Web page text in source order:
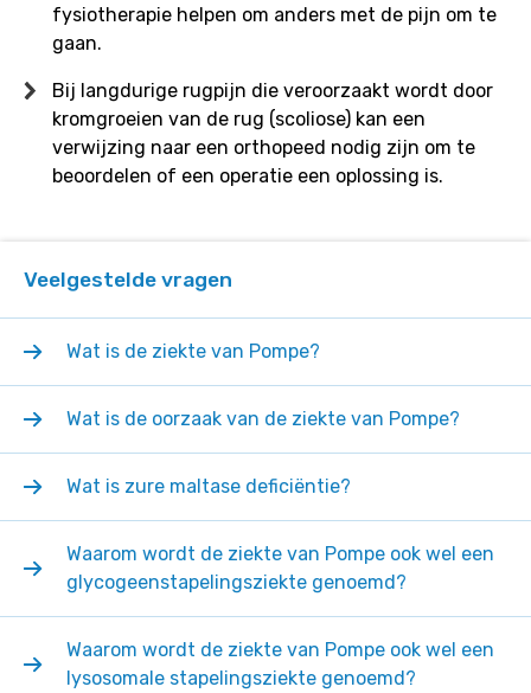
fysiotherapie helpen om anders met de pijn om te
gaan.
Bij langdurige rugpijn die veroorzaakt wordt door
kromgroeien van de rug (scoliose) kan een
verwijzing naar een orthopeed nodig zijn om te
beoordelen of een operatie een oplossing is.
Veelgestelde vragen
Wat is de ziekte van Pompe?
Wat is de oorzaak van de ziekte van Pompe?
Wat is zure maltase deficiëntie?
Waarom wordt de ziekte van Pompe ook wel een
glycogeenstapelingsziekte genoemd?
Waarom wordt de ziekte van Pompe ook wel een
lysosomale stapelingsziekte genoemd?